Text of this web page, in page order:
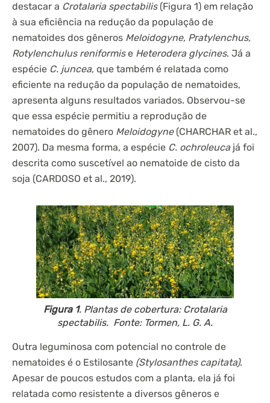
destacar a Crotalaria spectabilis(Figura 1) em relação
à sua eficiência na redução da população de
nematoides dos gêneros Meloidogyne, Pratylenchus,
Rotylenchulus reniformise Heterodera glycines. Já a
espécie C. juncea, que também é relatada como
eficiente na redução da população de nematoides,
apresenta alguns resultados variados. Observou-se
que essa espécie permitiu a reprodução de
nematoides do gênero Meloidogyne(CHARCHAR et al.,
2007). Da mesma forma, a espécie C. ochroleucajá foi
descrita como suscetível ao nematoide de cisto da
soja (CARDOSO et al., 2019).
Figura 1. Plantas de cobertura: Crotalaria
spectabilis. Fonte: Tormen, L. G. A.
Outra leguminosa com potencial no controle de
nematoides é o Estilosante (Stylosanthes capitata).
Apesar de poucos estudos com a planta, ela já foi
relatada como resistente a diversos gêneros e